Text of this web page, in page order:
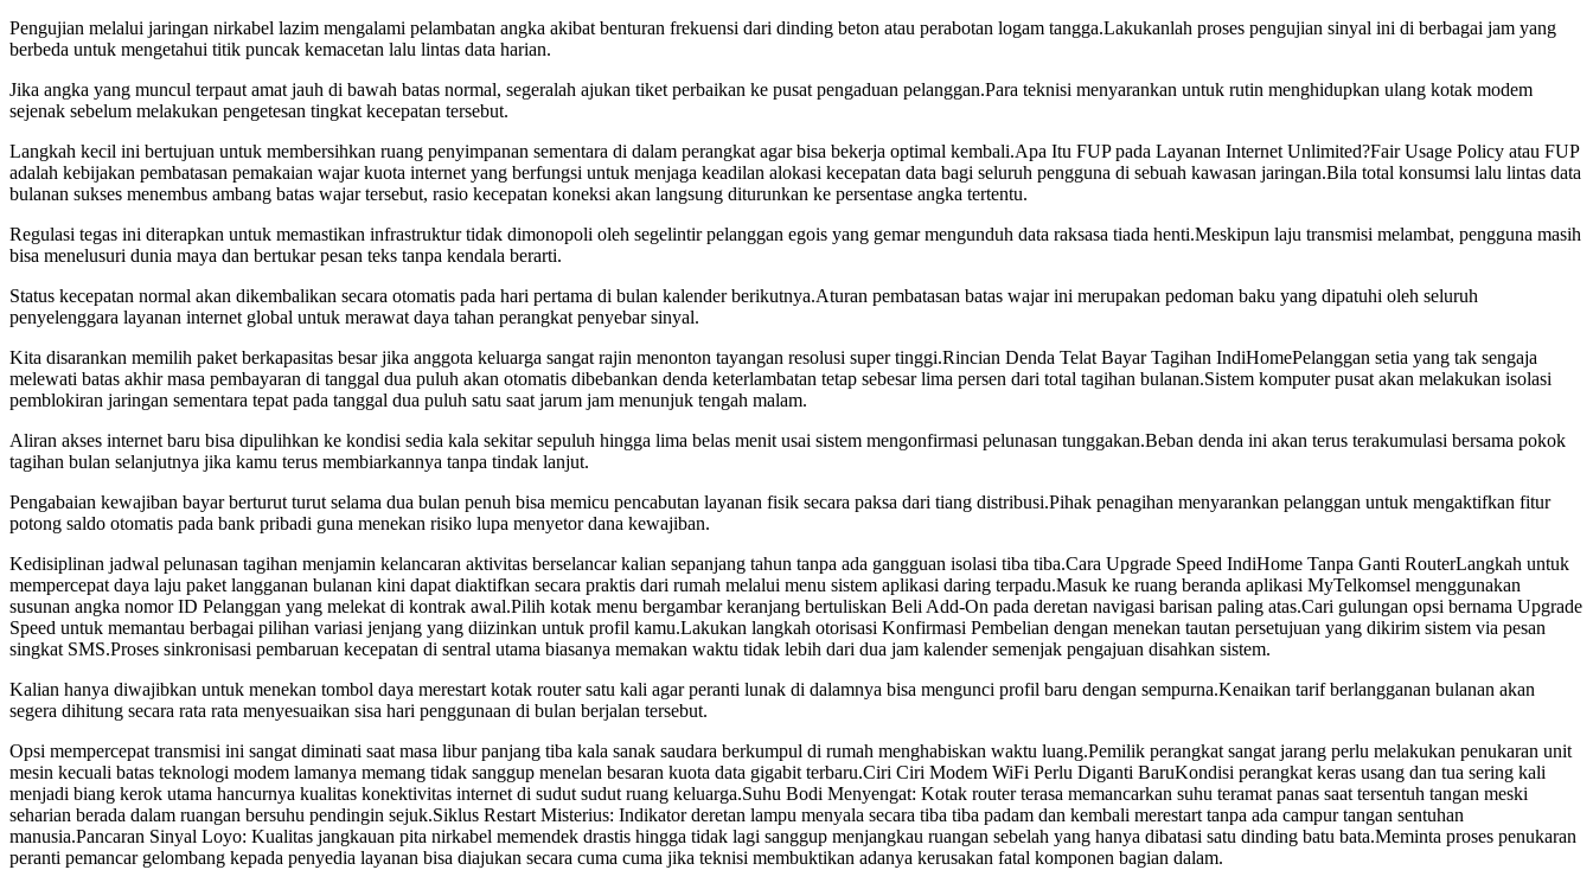
Pengujian melalui jaringan nirkabel lazim mengalami pelambatan angka akibat benturan frekuensi dari dinding beton atau perabotan logam tangga.Lakukanlah proses pengujian sinyal ini di berbagai jam yang
berbeda untuk mengetahui titik puncak kemacetan lalu lintas data harian.
Jika angka yang muncul terpaut amat jauh di bawah batas normal, segeralah ajukan tiket perbaikan ke pusat pengaduan pelanggan.Para teknisi menyarankan untuk rutin menghidupkan ulang kotak modem
sejenak sebelum melakukan pengetesan tingkat kecepatan tersebut.
Langkah kecil ini bertujuan untuk membersihkan ruang penyimpanan sementara di dalam perangkat agar bisa bekerja optimal kembali.Apa Itu FUP pada Layanan Internet Unlimited?Fair Usage Policy atau FUP
adalah kebijakan pembatasan pemakaian wajar kuota internet yang berfungsi untuk menjaga keadilan alokasi kecepatan data bagi seluruh pengguna di sebuah kawasan jaringan.Bila total konsumsi lalu lintas data
bulanan sukses menembus ambang batas wajar tersebut, rasio kecepatan koneksi akan langsung diturunkan ke persentase angka tertentu.
Regulasi tegas ini diterapkan untuk memastikan infrastruktur tidak dimonopoli oleh segelintir pelanggan egois yang gemar mengunduh data raksasa tiada henti.Meskipun laju transmisi melambat, pengguna masih
bisa menelusuri dunia maya dan bertukar pesan teks tanpa kendala berarti.
Status kecepatan normal akan dikembalikan secara otomatis pada hari pertama di bulan kalender berikutnya.Aturan pembatasan batas wajar ini merupakan pedoman baku yang dipatuhi oleh seluruh
penyelenggara layanan internet global untuk merawat daya tahan perangkat penyebar sinyal.
Kita disarankan memilih paket berkapasitas besar jika anggota keluarga sangat rajin menonton tayangan resolusi super tinggi.Rincian Denda Telat Bayar Tagihan IndiHomePelanggan setia yang tak sengaja
melewati batas akhir masa pembayaran di tanggal dua puluh akan otomatis dibebankan denda keterlambatan tetap sebesar lima persen dari total tagihan bulanan.Sistem komputer pusat akan melakukan isolasi
pemblokiran jaringan sementara tepat pada tanggal dua puluh satu saat jarum jam menunjuk tengah malam.
Aliran akses internet baru bisa dipulihkan ke kondisi sedia kala sekitar sepuluh hingga lima belas menit usai sistem mengonfirmasi pelunasan tunggakan.Beban denda ini akan terus terakumulasi bersama pokok
tagihan bulan selanjutnya jika kamu terus membiarkannya tanpa tindak lanjut.
Pengabaian kewajiban bayar berturut turut selama dua bulan penuh bisa memicu pencabutan layanan fisik secara paksa dari tiang distribusi.Pihak penagihan menyarankan pelanggan untuk mengaktifkan fitur
potong saldo otomatis pada bank pribadi guna menekan risiko lupa menyetor dana kewajiban.
Kedisiplinan jadwal pelunasan tagihan menjamin kelancaran aktivitas berselancar kalian sepanjang tahun tanpa ada gangguan isolasi tiba tiba.Cara Upgrade Speed IndiHome Tanpa Ganti RouterLangkah untuk
mempercepat daya laju paket langganan bulanan kini dapat diaktifkan secara praktis dari rumah melalui menu sistem aplikasi daring terpadu.Masuk ke ruang beranda aplikasi MyTelkomsel menggunakan
susunan angka nomor ID Pelanggan yang melekat di kontrak awal.Pilih kotak menu bergambar keranjang bertuliskan Beli Add-On pada deretan navigasi barisan paling atas.Cari gulungan opsi bernama Upgrade
Speed untuk memantau berbagai pilihan variasi jenjang yang diizinkan untuk profil kamu.Lakukan langkah otorisasi Konfirmasi Pembelian dengan menekan tautan persetujuan yang dikirim sistem via pesan
singkat SMS.Proses sinkronisasi pembaruan kecepatan di sentral utama biasanya memakan waktu tidak lebih dari dua jam kalender semenjak pengajuan disahkan sistem.
Kalian hanya diwajibkan untuk menekan tombol daya merestart kotak router satu kali agar peranti lunak di dalamnya bisa mengunci profil baru dengan sempurna.Kenaikan tarif berlangganan bulanan akan
segera dihitung secara rata rata menyesuaikan sisa hari penggunaan di bulan berjalan tersebut.
Opsi mempercepat transmisi ini sangat diminati saat masa libur panjang tiba kala sanak saudara berkumpul di rumah menghabiskan waktu luang.Pemilik perangkat sangat jarang perlu melakukan penukaran unit
mesin kecuali batas teknologi modem lamanya memang tidak sanggup menelan besaran kuota data gigabit terbaru.Ciri Ciri Modem WiFi Perlu Diganti BaruKondisi perangkat keras usang dan tua sering kali
menjadi biang kerok utama hancurnya kualitas konektivitas internet di sudut sudut ruang keluarga.Suhu Bodi Menyengat: Kotak router terasa memancarkan suhu teramat panas saat tersentuh tangan meski
seharian berada dalam ruangan bersuhu pendingin sejuk.Siklus Restart Misterius: Indikator deretan lampu menyala secara tiba tiba padam dan kembali merestart tanpa ada campur tangan sentuhan
manusia.Pancaran Sinyal Loyo: Kualitas jangkauan pita nirkabel memendek drastis hingga tidak lagi sanggup menjangkau ruangan sebelah yang hanya dibatasi satu dinding batu bata.Meminta proses penukaran
peranti pemancar gelombang kepada penyedia layanan bisa diajukan secara cuma cuma jika teknisi membuktikan adanya kerusakan fatal komponen bagian dalam.